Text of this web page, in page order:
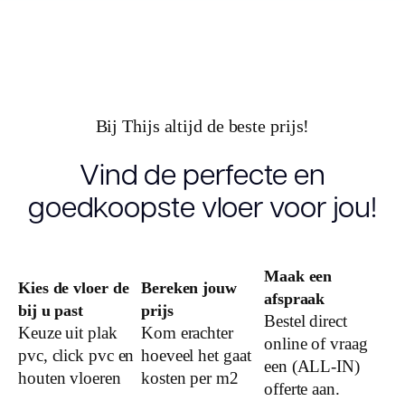
(cm)
Inhoud pak (m2)
Aantal per pak
(mm)
Dikte plank
(mm)
Bij Thijs altijd de beste prijs!
Vind de perfecte en
goedkoopste vloer voor jou!
Kies de vloer de
bij u past
Keuze uit plak
pvc, click pvc en
houten vloeren
Bereken jouw
prijs
Kom erachter
hoeveel het gaat
kosten per m2
Maak een
afspraak
Bestel direct
online of vraag
een (ALL-IN)
offerte aan.